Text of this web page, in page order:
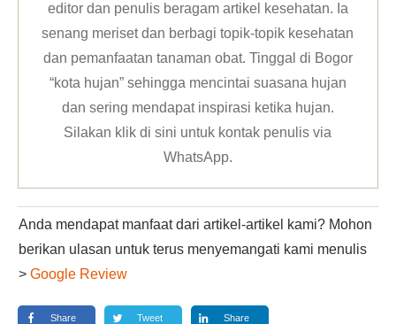
editor dan penulis beragam artikel kesehatan. Ia
senang meriset dan berbagi topik-topik kesehatan
dan pemanfaatan tanaman obat. Tinggal di Bogor
“kota hujan” sehingga mencintai suasana hujan
dan sering mendapat inspirasi ketika hujan.
Silakan klikdi sini untuk kontak penulis via
WhatsApp.
Anda mendapat manfaat dari artikel-artikel kami? Mohon
berikan ulasan untuk terus menyemangati kami menulis
> Google Review
Share Tweet Share